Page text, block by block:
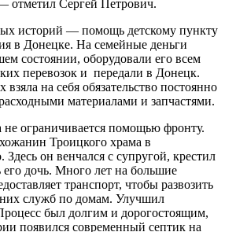
отметил Сергей Петрович.
историй — помощь детскому пункту
в Донецке. На семейные деньги
состоянии, оборудовали его всем
перевозок и передали в Донецк.
на себя обязательство постоянно
материалами и запчастями.
не ограничивается помощью фронту.
Троицкого храма в
он венчался с супругой, крестил
его дочь. Много лет на большие
транспорт, чтобы развозить
служб по домам. Улучшил
был долгим и дорогостоящим,
появился современный септик на